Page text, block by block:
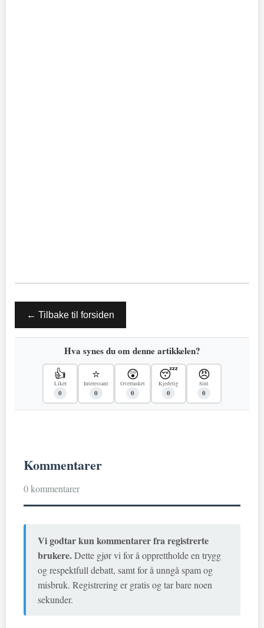
← Tilbake til forsiden
Hva synes du om denne artikkelen?
👍
Liker
0
⭐
Interessant
0
😲
Overrasket
0
😴
Kjedelig
0
😠
Sint
0
Kommentarer
0 kommentarer
Vi godtar kun kommentarer fra registrerte
brukere.Dette gjør vi for å opprettholde en trygg
og respektfull debatt, samt for å unngå spam og
misbruk. Registrering er gratis og tar bare noen
sekunder.